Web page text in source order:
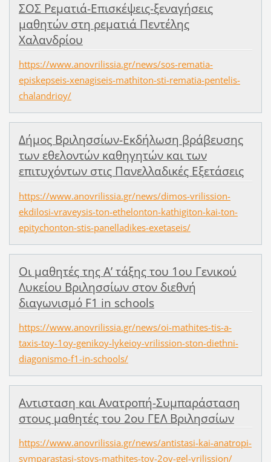
ΣΟΣ Ρεματιά-Επισκέψεις-ξεναγήσεις
μαθητών στη ρεματιά Πεντέλης
Χαλανδρίου
https://www.anovrilissia.gr/news/sos-rematia-
episkepseis-xenagiseis-mathiton-sti-rematia-pentelis-
chalandrioy/
Δήμος Βριλησσίων-Εκδήλωση βράβευσης
των εθελοντών καθηγητών και των
επιτυχόντων στις Πανελλαδικές Εξετάσεις
https://www.anovrilissia.gr/news/dimos-vrilission-
ekdilosi-vraveysis-ton-ethelonton-kathigiton-kai-ton-
epitychonton-stis-panelladikes-exetaseis/
Οι μαθητές της A’ τάξης του 1ου Γενικού
Λυκείου Βριλησσίων στον διεθνή
διαγωνισμό F1 in schools
https://www.anovrilissia.gr/news/oi-mathites-tis-a-
taxis-toy-1oy-genikoy-lykeioy-vrilission-ston-diethni-
diagonismo-f1-in-schools/
Αντισταση και Ανατροπή-Συμπαράσταση
στους μαθητές του 2ου ΓΕΛ Βριλησσίων
https://www.anovrilissia.gr/news/antistasi-kai-anatropi-
symparastasi-stoys-mathites-toy-2oy-gel-vrilission/